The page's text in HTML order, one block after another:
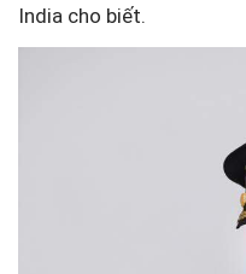
India cho biết.